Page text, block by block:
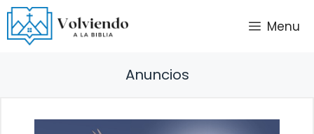
Saltar
al
contenido
Menu
Anuncios